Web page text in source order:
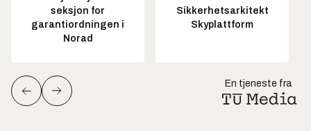
seksjon for
garantiordningen i
Norad
Sikkerhetsarkitekt
Skyplattform
En tjeneste fra